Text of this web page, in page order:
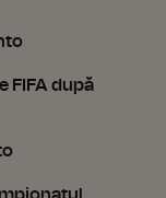
FIFA după